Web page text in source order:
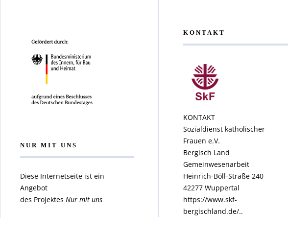
NUR MIT UNS
Diese Internetseite ist ein
Angebot
des Projektes Nur mit uns
KONTAKT
KONTAKT
Sozialdienst katholischer
Frauen e.V.
Bergisch Land
Gemeinwesenarbeit
Heinrich-Böll-Straße 240
42277 Wuppertal
https://www.skf-
bergischland.de/..